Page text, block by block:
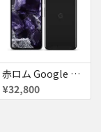
赤ロム Google Pixel8 SoftBank Obsidian SIMフリー 送料無料
¥32,800